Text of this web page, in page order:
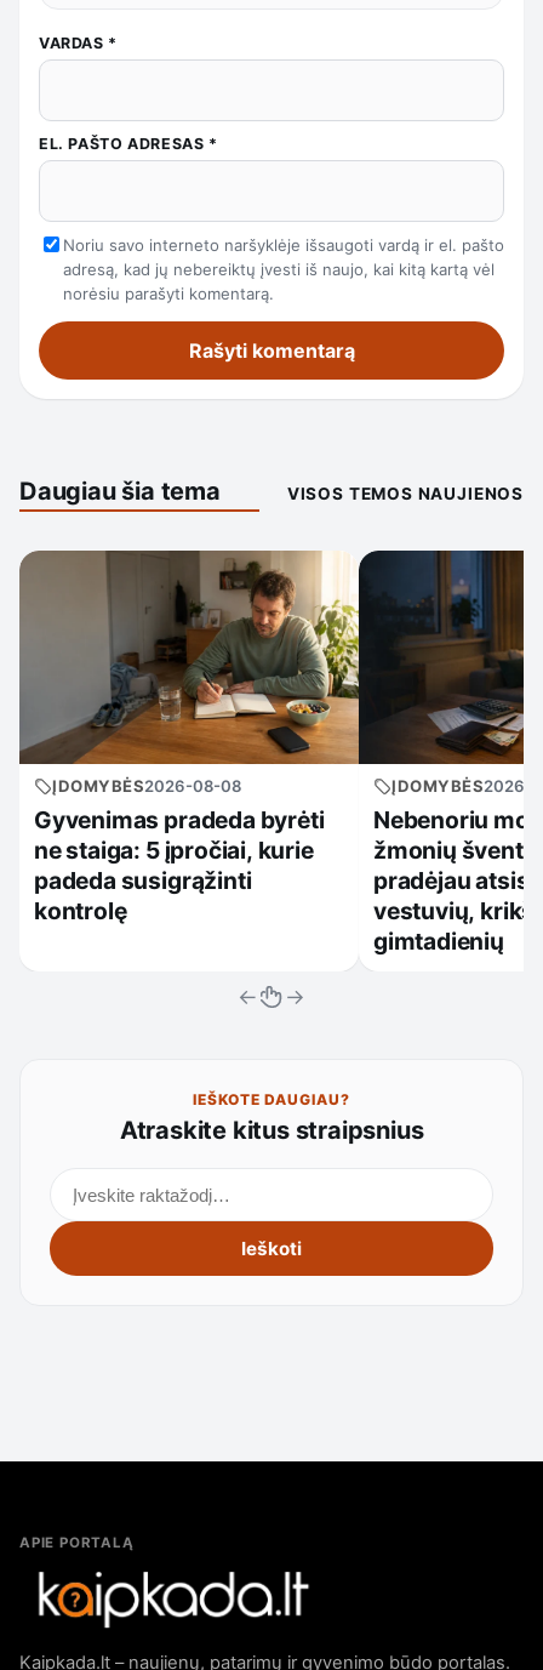
VARDAS *
EL. PAŠTO ADRESAS *
Noriu savo interneto naršyklėje išsaugoti vardą ir el. pašto
adresą, kad jų nebereiktų įvesti iš naujo, kai kitą kartą vėl
norėsiu parašyti komentarą.
Daugiau šia tema VISOS TEMOS NAUJIENOS
ĮDOMYBĖS2026-08-08
Gyvenimas pradeda byrėti
ne staiga: 5 įpročiai, kurie
padeda susigrąžinti
kontrolę
ĮDOMYBĖS2026-
Nebenoriu
žmonių
pradėjau
vestuvių,
gimtadienių
← →
IEŠKOTE DAUGIAU?
Atraskite kitus straipsnius
Ieškoti
APIE PORTALĄ
Kaipkada.lt – naujienų, patarimų ir gyvenimo būdo portalas.